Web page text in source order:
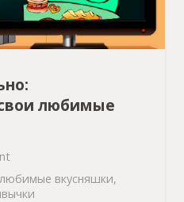
любимые
любимые вкусняшки,